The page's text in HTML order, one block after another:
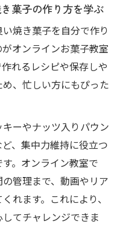
菓子の作り方を学ぶ
焼き菓子を自分で作り
オンラインお菓子教室
れるレシピや保存しや
、忙しい方にもぴった
ーやナッツ入りパウン
、集中力維持に役立つ
。オンライン教室で
管理まで、動画やリア
れます。これにより、
てチャレンジできま